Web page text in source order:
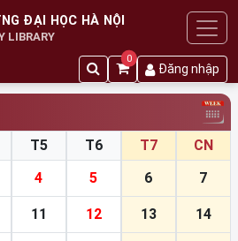
ĐẠI HỌC HÀ NỘI
LIBRARY
0
Đăng nhập
T5 T6 T7
CN
4 5 6 7
11 12 13 14